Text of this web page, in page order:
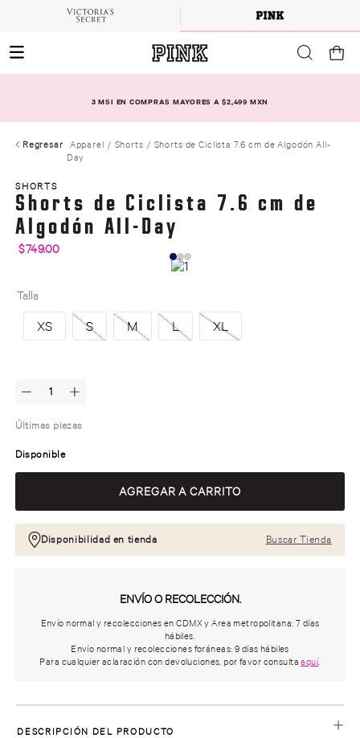
3 MSI EN COMPRAS MAYORES A $2,499 MXN
Regresar Apparel Shorts
Shorts de Ciclista 7.6 cm de Algodón All-
Day
SHORTS
Shorts de Ciclista 7.6 cm de
Algodón All-Day
$749.00
Talla
XS S M L XL
Últimas piezas
Disponible
Disponibilidad en tienda Buscar Tienda
ENVÍO O RECOLECCIÓN.
Envío normal y recolecciones en CDMX y Area metropolitana: 7 días
hábiles.
Envío normal y recolecciones foráneas: 9 días hábiles
Para cualquier aclaración con devoluciones, por favor consultaaquí.
DESCRIPCIÓN DEL PRODUCTO